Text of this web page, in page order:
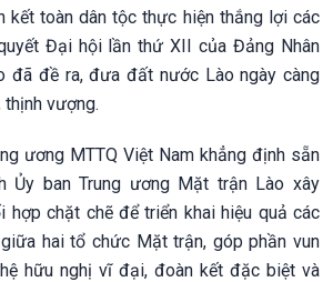
kết toàn dân tộc thực hiện thắng lợi các
Đại hội lần thứ XII của Đảng Nhân
đã đề ra, đưa đất nước Lào ngày càng
thịnh vượng.
ương MTTQ Việt Nam khẳng định sẵn
Ủy ban Trung ương Mặt trận Lào xây
chặt chẽ để triển khai hiệu quả các
hai tổ chức Mặt trận, góp phần vun
hữu nghị vĩ đại, đoàn kết đặc biệt và